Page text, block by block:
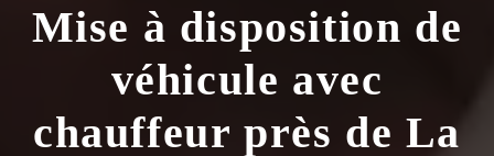
Mise à disposition de
véhicule avec
chauffeur près de La